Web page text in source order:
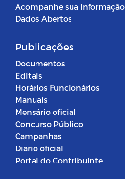
Acompanhe sua Informação
Dados Abertos
Publicações
Documentos
Editais
Horários Funcionários
Manuais
Mensário oficial
Concurso Público
Campanhas
Diário oficial
Portal do Contribuinte